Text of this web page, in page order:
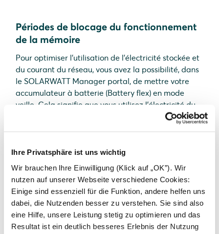
Ihre Privatsphäre ist uns wichtig
Wir brauchen Ihre Einwilligung (Klick auf „OK”). Wir
nutzen auf unserer Webseite verschiedene Cookies:
Einige sind essenziell für die Funktion, andere helfen uns
dabei, die Nutzenden besser zu verstehen. Sie sind also
eine Hilfe, unsere Leistung stetig zu optimieren und das
Resultat ist ein deutlich besseres Erlebnis der Nutzung
Périodes de blocage du fonctionnement
de la mémoire
Pour optimiser l'utilisation de l'électricité stockée et
du courant du réseau, vous avez la possibilité, dans
le SOLARWATT Manager portal, de mettre votre
accumulateur à batterie (Battery flex) en mode
veille. Cela signifie que vous utilisez l'électricité du
réseau public en période de tarif bas (faible coût
d'achat de l'électricité) et que vous sauvegardez
élevé (coût élevé d'achat de l'électricité).
Afin de préserver la durée de vie de votre batterie
de stockage, la durée du mode veille est limitée à 3
heures.